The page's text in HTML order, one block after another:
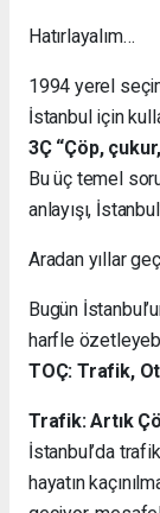
Hatırlayalım…
1994 yerel
İstanbul için
3Ç “Çöp,
Bu üç temel
anlayışı,
Aradan yıllar
Bugün
harfle
TOÇ: Trafik,
Trafik: Artık
İstanbul’da
hayatın